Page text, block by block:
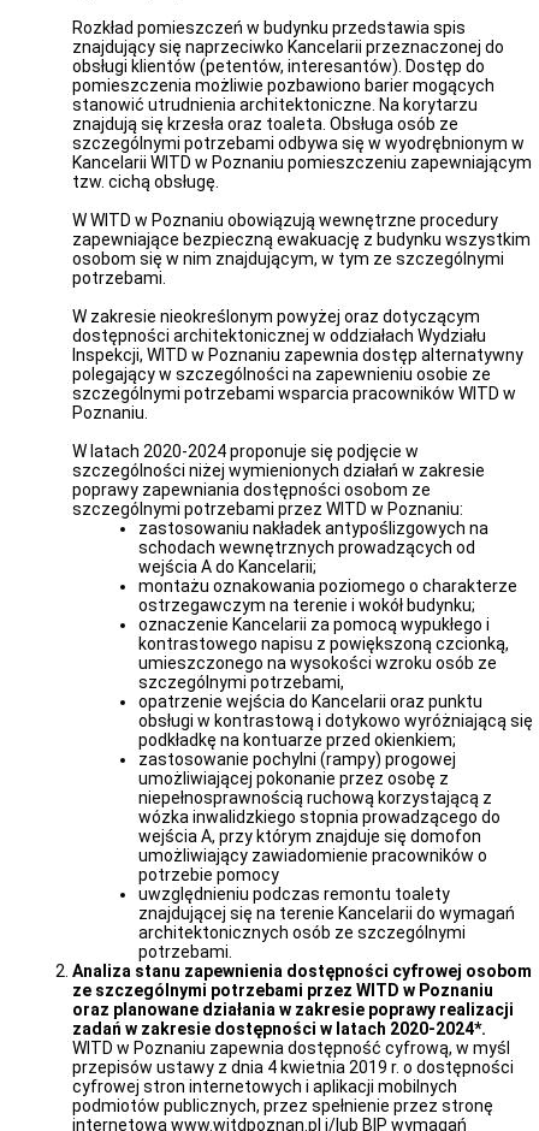
Deklaracja
dostępności
działania
poprawy
zapewniania
dostępności
informacja
czytania
zrozumienia
zapewniania
dostępności
podmiotu
biorących
naborze
stanowisko
Rozkład pomieszczeń w budynku przedstawia spis
znajdujący się naprzeciwko Kancelarii przeznaczonej do
obsługi klientów (petentów, interesantów). Dostęp do
pomieszczenia możliwie pozbawiono barier mogących
stanowić utrudnienia architektoniczne. Na korytarzu
znajdują się krzesła oraz toaleta. Obsługa osób ze
szczególnymi potrzebami odbywa się w wyodrębnionym w
Kancelarii WITD w Poznaniu pomieszczeniu zapewniającym
tzw. cichą obsługę.
W WITD w Poznaniu obowiązują wewnętrzne procedury
zapewniające bezpieczną ewakuację z budynku wszystkim
osobom się w nim znajdującym, w tym ze szczególnymi
potrzebami.
W zakresie nieokreślonym powyżej oraz dotyczącym
dostępności architektonicznej w oddziałach Wydziału
Inspekcji, WITD w Poznaniu zapewnia dostęp alternatywny
polegający w szczególności na zapewnieniu osobie ze
szczególnymi potrzebami wsparcia pracowników WITD w
Poznaniu.
W latach 2020-2024 proponuje się podjęcie w
szczególności niżej wymienionych działań w zakresie
poprawy zapewniania dostępności osobom ze
szczególnymi potrzebami przez WITD w Poznaniu:
zastosowaniu nakładek antypoślizgowych na
schodach wewnętrznych prowadzących od
wejścia A do Kancelarii;
montażu oznakowania poziomego o charakterze
ostrzegawczym na terenie i wokół budynku;
oznaczenie Kancelarii za pomocą wypukłego i
kontrastowego napisu z powiększoną czcionką,
umieszczonego na wysokości wzroku osób ze
szczególnymi potrzebami,
opatrzenie wejścia do Kancelarii oraz punktu
obsługi w kontrastową i dotykowo wyróżniającą się
podkładkę na kontuarze przed okienkiem;
zastosowanie pochylni (rampy) progowej
umożliwiającej pokonanie przez osobę z
niepełnosprawnością ruchową korzystającą z
wózka inwalidzkiego stopnia prowadzącego do
wejścia A, przy którym znajduje się domofon
umożliwiający zawiadomienie pracowników o
potrzebie pomocy
uwzględnieniu podczas remontu toalety
znajdującej się na terenie Kancelarii do wymagań
architektonicznych osób ze szczególnymi
potrzebami.
Analiza stanu zapewnienia dostępności cyfrowej osobom
ze szczególnymi potrzebami przez WITD w Poznaniu
oraz planowane działania w zakresie poprawy realizacji
zadań w zakresie dostępności w latach 2020-2024*.
WITD w Poznaniu zapewnia dostępność cyfrową, w myśl
przepisów ustawy z dnia 4 kwietnia 2019 r. o dostępności
cyfrowej stron internetowych i aplikacji mobilnych
podmiotów publicznych, przez spełnienie przez stronę
internetową www.witdpoznan.pl i/lub BIP wymagań